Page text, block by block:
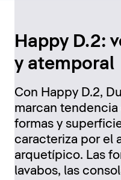
Happy D.2:
y atemporal
Con Happy D.2,
marcan
formas y
caracteriza por el
arquetípico. Las
lavabos, las